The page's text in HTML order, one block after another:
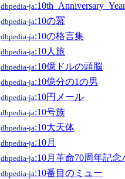
dbpedia-ja
dbpedia-ja:10の冪
dbpedia-ja:10の格言集
dbpedia-ja:10人旅
dbpedia-ja:10億ドルの頭脳
dbpedia-ja:10億分の1の男
dbpedia-ja:10円メール
dbpedia-ja:10号族
dbpedia-ja:10大天体
dbpedia-ja:10月
dbpedia-ja:10月革命70周年記念
dbpedia-ja:10番目のミュー